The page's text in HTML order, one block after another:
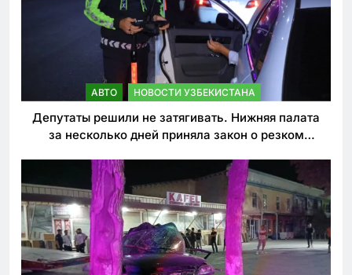
АВТО НОВОСТИ УЗБЕКИСТАНА
Депутаты решили не затягивать. Нижняя палата
за несколько дней приняла закон о резком